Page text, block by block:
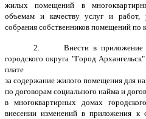
жилых помещений в
объемам и качеству услуг и
собрания собственников помещений
2. Внести в приложение к
городского округа "Город
плате
за содержание жилого помещения для
по договорам социального найма и
в многоквартирных домах
внесении изменений в приложения к